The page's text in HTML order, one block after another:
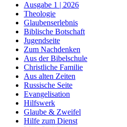
Ausgabe 1 | 2026
Theologie
Glaubenserlebnis
Biblische Botschaft
Jugendseite
Zum Nachdenken
Aus der Bibelschule
Christliche Familie
Aus alten Zeiten
Russische Seite
Evangelisation
Hilfswerk
Glaube & Zweifel
Hilfe zum Dienst